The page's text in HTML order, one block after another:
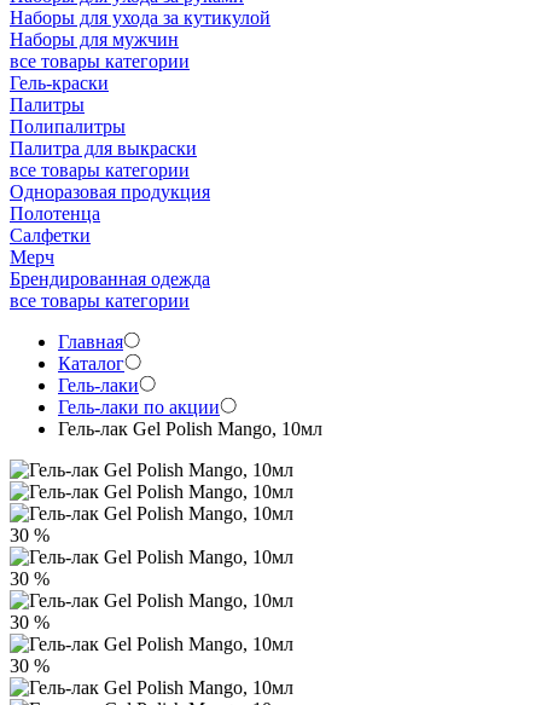
Наборы для ухода за кутикулой
Наборы для мужчин
все товары категории
Гель-краски
Палитры
Полипалитры
Палитра для выкраски
все товары категории
Одноразовая продукция
Полотенца
Салфетки
Мерч
Брендированная одежда
все товары категории
Главная
Каталог
Гель-лаки
Гель-лаки по акции
Гель-лак Gel Polish Mango, 10мл
30 %
30 %
30 %
30 %